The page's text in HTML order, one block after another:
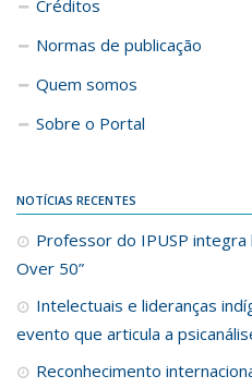
Créditos
Normas de publicação
Quem somos
Sobre o Portal
NOTÍCIAS RECENTES
Professor do IPUSP integra
Over 50”
Intelectuais e lideranças
evento que articula a
Reconhecimento